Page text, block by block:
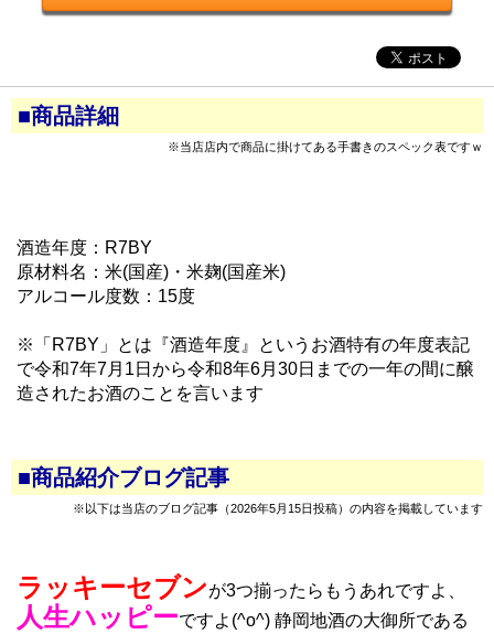
■商品詳細
※当店店内で商品に掛けてある手書きのスペック表ですｗ
酒造年度：R7BY
原材料名：米(国産)・米麹(国産米)
アルコール度数：15度
※「R7BY」とは『酒造年度』というお酒特有の年度表記
で令和7年7月1日から令和8年6月30日までの一年の間に醸
造されたお酒のことを言います
■商品紹介ブログ記事
※以下は当店のブログ記事（2026年5月15日投稿）の内容を掲載しています
ラッキーセブンが3つ揃ったらもうあれですよ、
人生ハッピーですよ(^o^) 静岡地酒の大御所である